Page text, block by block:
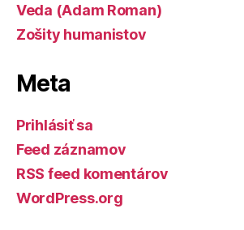
Veda (Adam Roman)
Zošity humanistov
Meta
Prihlásiť sa
Feed záznamov
RSS feed komentárov
WordPress.org